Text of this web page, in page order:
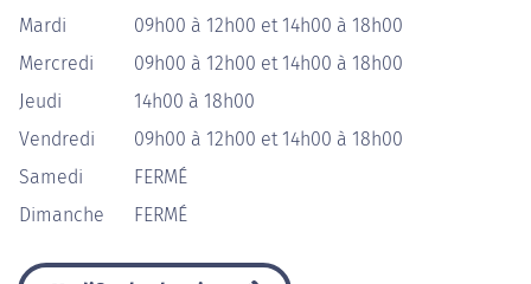
Mardi
09h00 à 12h00 et 14h00 à 18h00
Mercredi
09h00 à 12h00 et 14h00 à 18h00
Jeudi
14h00 à 18h00
Vendredi
09h00 à 12h00 et 14h00 à 18h00
Samedi
FERMÉ
Dimanche
FERMÉ